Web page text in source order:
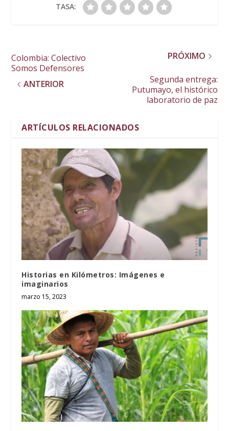
TASA:
Colombia: Colectivo
Somos Defensores
ANTERIOR
PRÓXIMO
Segunda entrega:
Putumayo, el histórico
laboratorio de paz
ARTÍCULOS RELACIONADOS
Historias en Kilómetros: Imágenes e
imaginarios
marzo 15, 2023